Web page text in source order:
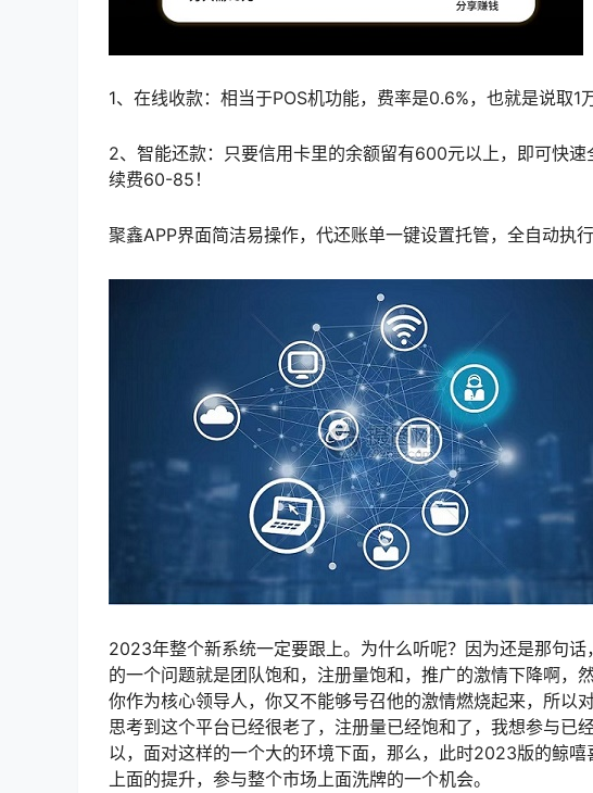
1、在线收款：相当于POS机功能，费率是0.6%，也就是说取1
2、智能还款：只要信用卡里的余额留有600元以上，即可快
续费60-85！
聚鑫APP界面简洁易操作，代还账单一键设置托管，全自动执行
2023年整个新系统一定要跟上。为什么听呢？因为还是那句
的一个问题就是团队饱和，注册量饱和，推广的激情下降啊，
你作为核心领导人，你又不能够号召他的激情燃烧起来，所以
思考到这个平台已经很老了，注册量已经饱和了，我想参与已
以，面对这样的一个大的环境下面，那么，此时2023版的鲸
上面的提升，参与整个市场上面洗牌的一个机会。